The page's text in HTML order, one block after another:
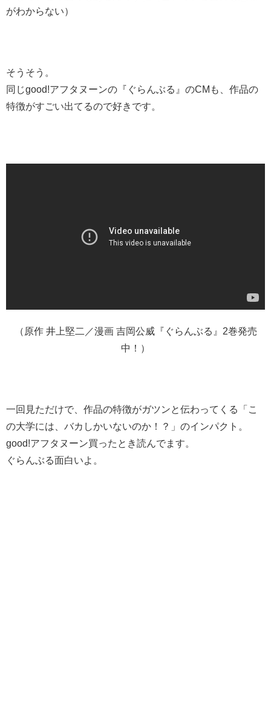
がわからない）
そうそう。
同じgood!アフタヌーンの『ぐらんぶる』のCMも、作品の
特徴がすごい出てるので好きです。
（原作 井上堅二／漫画 吉岡公威『ぐらんぶる』2巻発売
中！）
一回見ただけで、作品の特徴がガツンと伝わってくる「こ
の大学には、バカしかいないのか！？」のインパクト。
good!アフタヌーン買ったとき読んでます。
ぐらんぶる面白いよ。